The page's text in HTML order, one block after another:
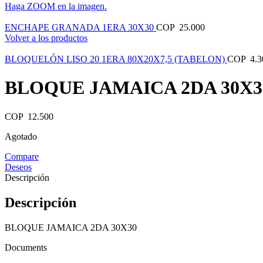
Haga ZOOM en la imagen.
ENCHAPE GRANADA 1ERA 30X30 COP 25.000
Volver a los productos
BLOQUELÓN LISO 20 1ERA 80X20X7,5 (TABELON) COP
BLOQUE JAMAICA 2DA
COP 12.500
Agotado
Compare
Deseos
Descripción
Descripción
BLOQUE JAMAICA 2DA 30X30
Documents